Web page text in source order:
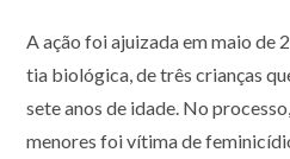
A ação foi ajuizada em maio de
tia biológica, de três crianças
sete anos de idade. No
menores foi vítima de